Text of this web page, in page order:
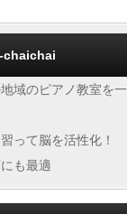
chaichai
域のピアノ教室を一
って脳を活性化！
も最適